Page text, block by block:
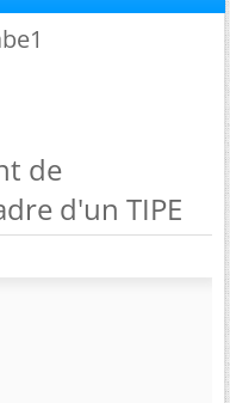
de
d'un TIPE